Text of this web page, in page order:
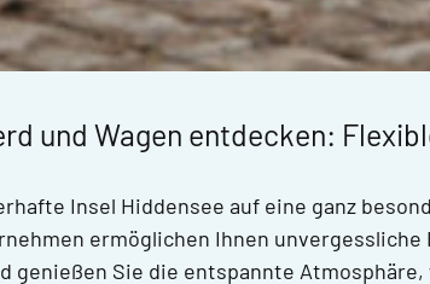
und Wagen entdecken:
Insel Hiddensee auf eine ganz
ermöglichen Ihnen
genießen Sie die entspannte